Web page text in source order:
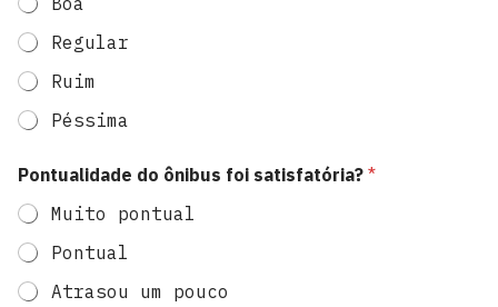
Regular
Ruim
Péssima
Pontualidade do ônibus foi satisfatória? *
Muito pontual
Pontual
Atrasou um pouco